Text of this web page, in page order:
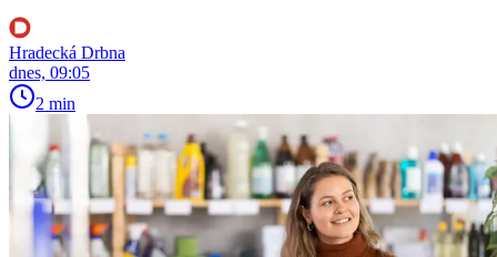
Hradecká Drbna
dnes, 09:05
2 min